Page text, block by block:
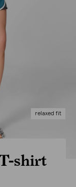
relaxed fit
shirt